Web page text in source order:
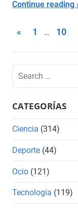
Continue reading
de
entradas
« Previous
1 … 10
Search
for:
CATEGORÍAS
Ciencia (314)
Deporte (44)
Ocio (121)
Tecnología (119)